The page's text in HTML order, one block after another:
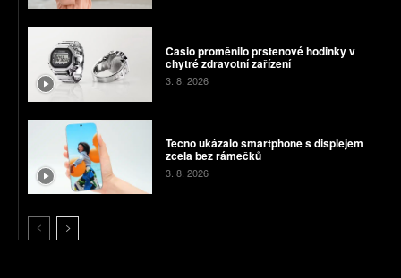
Casio proměnilo prstenové hodinky v
chytré zdravotní zařízení
3. 8. 2026
Tecno ukázalo smartphone s displejem
zcela bez rámečků
3. 8. 2026